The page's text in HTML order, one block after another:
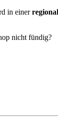
in einer
nicht fündig?